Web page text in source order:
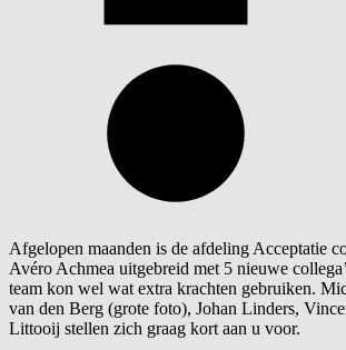
Afgelopen maanden is de afdeling Acceptatie
Avéro Achmea uitgebreid met 5 nieuwe
team kon wel wat extra krachten gebruiken.
van den Berg (grote foto), Johan Linders,
Littooij stellen zich graag kort aan u voor.